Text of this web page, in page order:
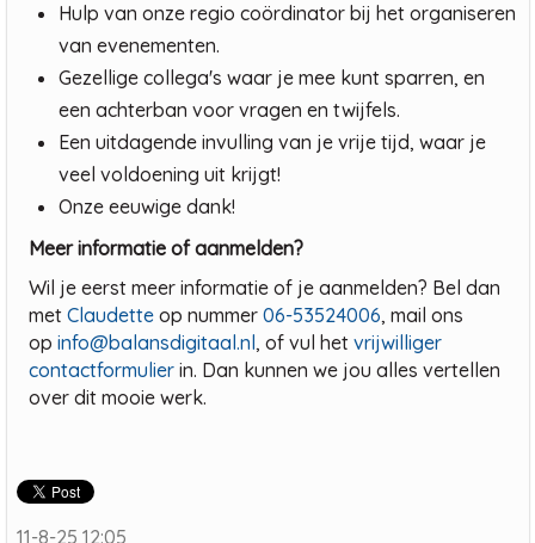
Hulp van onze regio coördinator bij het organiseren
van evenementen.
Gezellige collega's waar je mee kunt sparren, en
een achterban voor vragen en twijfels.
Een uitdagende invulling van je vrije tijd, waar je
veel voldoening uit krijgt!
Onze eeuwige dank!
Meer informatie of aanmelden?
Wil je eerst meer informatie of je aanmelden? Bel dan
met Claudette op nummer 06-53524006, mail ons
op info@balansdigitaal.nl, of vul het vrijwilliger
contactformulier in. Dan kunnen we jou alles vertellen
over dit mooie werk.
11-8-25 12:05